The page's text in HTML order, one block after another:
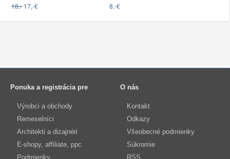
18,- 17,-€ 8,-€
Ponuka a registrácia pre
Výrobci a obchody
Remeselníci
Architekti a dizajnéri
E-shopy, affiliate, ppc
Podmienky
O nás
Kontakt
Odkazy
Všeobecné podmienky
Súkromie
RSS